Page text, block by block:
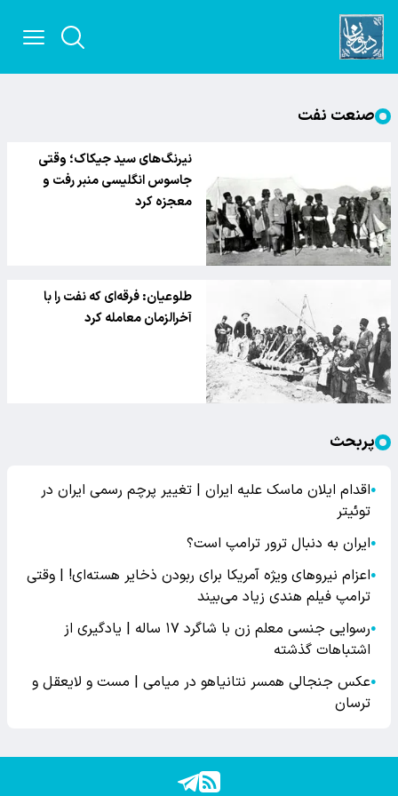
صنعت نفت
نیرنگ‌های سید جیکاک؛ وقتی
جاسوس انگلیسی منبر رفت و
معجزه کرد
طلوعیان: فرقه‌ای که نفت را با
آخرالزمان معامله کرد
پربحث
●اقدام ایلان ماسک علیه ایران | تغییر پرچم رسمی ایران در
توئیتر
●ایران به دنبال ترور ترامپ است؟
●اعزام نیروهای ویژه آمریکا برای ربودن ذخایر هسته‌ای! | وقتی
ترامپ فیلم هندی زیاد می‌بیند
●
رسوایی جنسی معلم زن با شاگرد ۱۷ ساله | یادگیری از
اشتباهات گذشته
●عکس جنجالی همسر نتانیاهو در میامی | مست و لایعقل و
ترسان